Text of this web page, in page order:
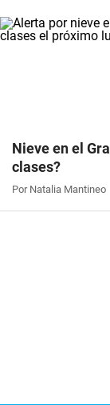
Nieve en el
clases?
Por Natalia Mantineo